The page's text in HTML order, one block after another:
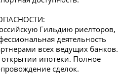
Гильдию риелторов,
деятельность
всех ведущих банков.
ипотеки. Полное
сделок.